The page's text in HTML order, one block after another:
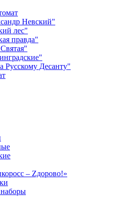
Невский"
лес"
правда"
Русскому Десанту"
– Zдорово!»